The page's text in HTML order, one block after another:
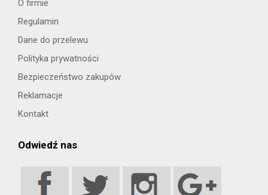
O firmie
Regulamin
Dane do przelewu
Polityka prywatności
Bezpieczeństwo zakupów
Reklamacje
Kontakt
Odwiedź nas